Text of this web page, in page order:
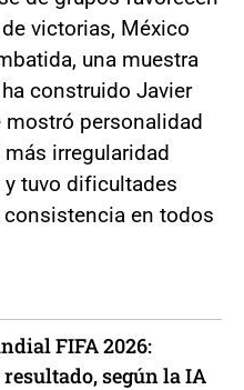
victorias, México
una muestra
construido Javier
mostró personalidad
irregularidad
tuvo dificultades
en todos
FIFA 2026:
según la IA